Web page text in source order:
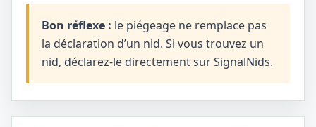
Bon réflexe : le piégeage ne remplace pas
la déclaration d’un nid. Si vous trouvez un
nid, déclarez-le directement sur SignalNids.